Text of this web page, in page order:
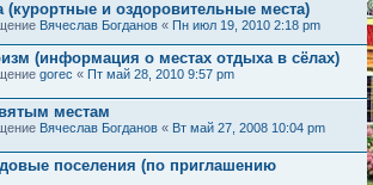
(курортные и оздоровительные места)
Вячеслав Богданов « Пн июл 19, 2010 2:18 pm
(информация о местах отдыха в сёлах)
gorec « Пт май 28, 2010 9:57 pm
местам
Вячеслав Богданов « Вт май 27, 2008 10:04 pm
поселения (по приглашению